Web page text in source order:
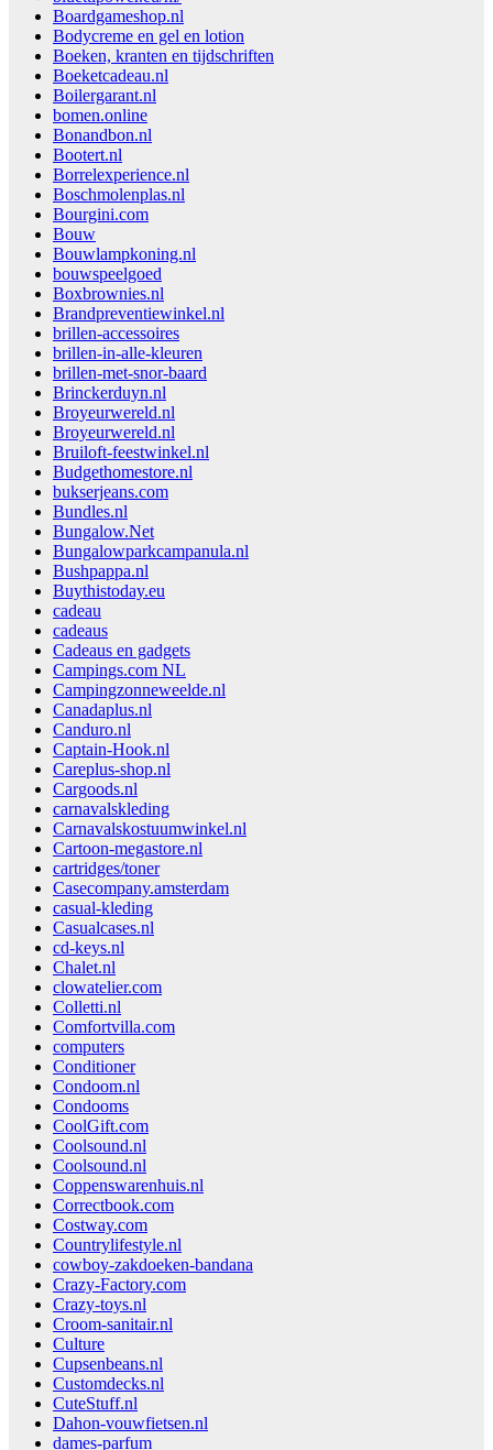
Boardgameshop.nl
Bodycreme en gel en lotion
Boeken, kranten en tijdschriften
Boeketcadeau.nl
Boilergarant.nl
bomen.online
Bonandbon.nl
Bootert.nl
Borrelexperience.nl
Boschmolenplas.nl
Bourgini.com
Bouw
Bouwlampkoning.nl
bouwspeelgoed
Boxbrownies.nl
Brandpreventiewinkel.nl
brillen-accessoires
brillen-in-alle-kleuren
brillen-met-snor-baard
Brinckerduyn.nl
Broyeurwereld.nl
Broyeurwereld.nl
Bruiloft-feestwinkel.nl
Budgethomestore.nl
bukserjeans.com
Bundles.nl
Bungalow.Net
Bungalowparkcampanula.nl
Bushpappa.nl
Buythistoday.eu
cadeau
cadeaus
Cadeaus en gadgets
Campings.com NL
Campingzonneweelde.nl
Canadaplus.nl
Canduro.nl
Captain-Hook.nl
Careplus-shop.nl
Cargoods.nl
carnavalskleding
Carnavalskostuumwinkel.nl
Cartoon-megastore.nl
cartridges/toner
Casecompany.amsterdam
casual-kleding
Casualcases.nl
cd-keys.nl
Chalet.nl
clowatelier.com
Colletti.nl
Comfortvilla.com
computers
Conditioner
Condoom.nl
Condooms
CoolGift.com
Coolsound.nl
Coolsound.nl
Coppenswarenhuis.nl
Correctbook.com
Costway.com
Countrylifestyle.nl
cowboy-zakdoeken-bandana
Crazy-Factory.com
Crazy-toys.nl
Croom-sanitair.nl
Culture
Cupsenbeans.nl
Customdecks.nl
CuteStuff.nl
Dahon-vouwfietsen.nl
dames-parfum